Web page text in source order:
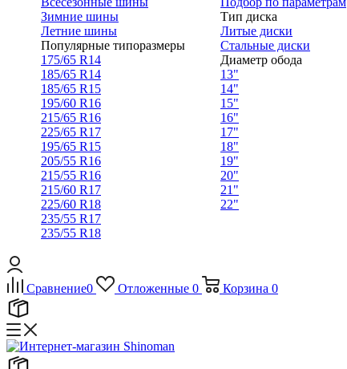
Зимние шины
Летние шины
Популярные типоразмеры
175/65 R14
185/65 R14
185/65 R15
195/60 R16
215/65 R16
225/65 R17
195/65 R15
205/55 R16
215/55 R16
215/60 R17
225/60 R18
235/55 R17
235/55 R18
Тип диска
Литые диски
Стальные диски
Диаметр обода
13"
14"
15"
16"
17"
18"
19"
20"
21"
22"
Сравнение0 Отложенные 0 Корзина 0